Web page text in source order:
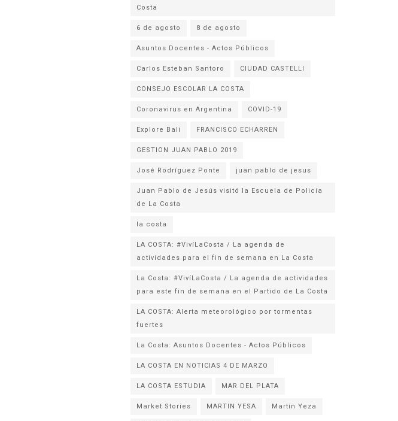
Costa
6 de agosto
8 de agosto
Asuntos Docentes - Actos Públicos
Carlos Esteban Santoro
CIUDAD CASTELLI
CONSEJO ESCOLAR LA COSTA
Coronavirus en Argentina
COVID-19
Explore Bali
FRANCISCO ECHARREN
GESTION JUAN PABLO 2019
José Rodríguez Ponte
juan pablo de jesus
Juan Pablo de Jesús visitó la Escuela de Policía
la costa
LA COSTA: #VivíLaCosta / La agenda de
actividades para el fin de semana en La Costa
La Costa: #VivíLaCosta / La agenda de actividades
para este fin de semana en el Partido de La Costa
LA COSTA: Alerta meteorológico por tormentas
fuertes
La Costa: Asuntos Docentes - Actos Públicos
LA COSTA EN NOTICIAS 4 DE MARZO
LA COSTA ESTUDIA
MAR DEL PLATA
Market Stories
MARTIN YESA
Martín Yeza